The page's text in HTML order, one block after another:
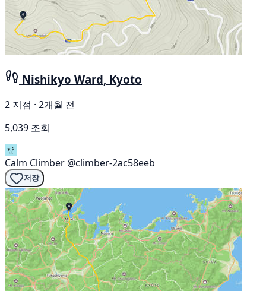
Nishikyo Ward, Kyoto
2 지점 · 2개월 전
5,039 조회
Calm Climber @climber-2ac58eeb
저장